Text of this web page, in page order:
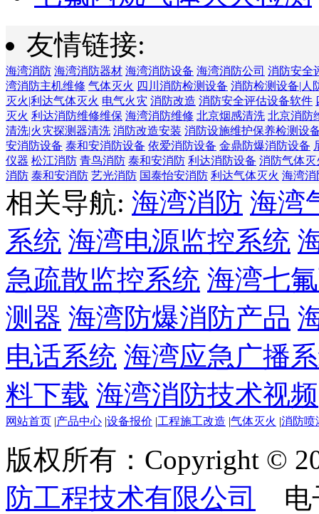
友情链接:
海湾消防 海湾消防器材 海湾消防设备 海湾消防公司 消防安全
湾消防主机维修 气体灭火 四川消防检测设备 消防检测设备|人
灭火|利达气体灭火 电气火灾 消防改造 消防安全评估设备软件
灭火 利达消防维修维保 海湾消防维修 北京烟感清洗 北京消防
清洗|火灾探测器清洗 消防改造安装 消防设施维护保养检测设
安消防设备 泰和安消防设备 依爱消防设备 金鼎防爆消防设备
仪器 松江消防 青鸟消防 泰和安消防 利达消防设备 消防气体灭
消防 泰和安消防 艺光消防 国泰怡安消防 利达气体灭火 海湾消
相关导航: 海湾消防 海湾
系统 海湾电源监控系统
急疏散监控系统 海湾七
测器 海湾防爆消防产品
电话系统 海湾应急广播
料下载 海湾消防技术视频
网站首页 |产品中心 |设备报价 |工程施工改造 |气体灭火 |消防喷
版权所有：Copyright ©
防工程技术有限公司
电